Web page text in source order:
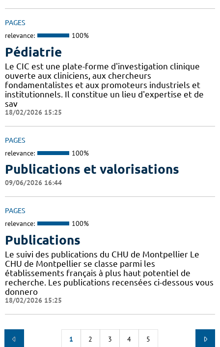
PAGES
relevance: 100%
Pédiatrie
Le CIC est une plate-forme d'investigation clinique
ouverte aux cliniciens, aux chercheurs
fondamentalistes et aux promoteurs industriels et
institutionnels. Il constitue un lieu d'expertise et de
sav
18/02/2026 15:25
PAGES
relevance: 100%
Publications et valorisations
09/06/2026 16:44
PAGES
relevance: 100%
Publications
Le suivi des publications du CHU de Montpellier Le
CHU de Montpellier se classe parmi les
établissements français à plus haut potentiel de
recherche. Les publications recensées ci-dessous vous
donnero
18/02/2026 15:25
1 2 3 4 5